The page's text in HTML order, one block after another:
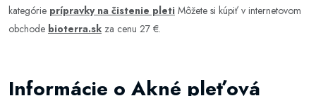
kategórie prípravky na čistenie pleti Môžete si kúpiť v internetovom
obchode bioterra.sk za cenu 27 €.
Informácie o Akné pleťová